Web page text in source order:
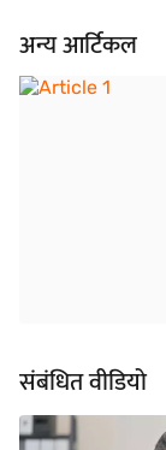
अन्य आर्टिकल
संबंधित वीडियो